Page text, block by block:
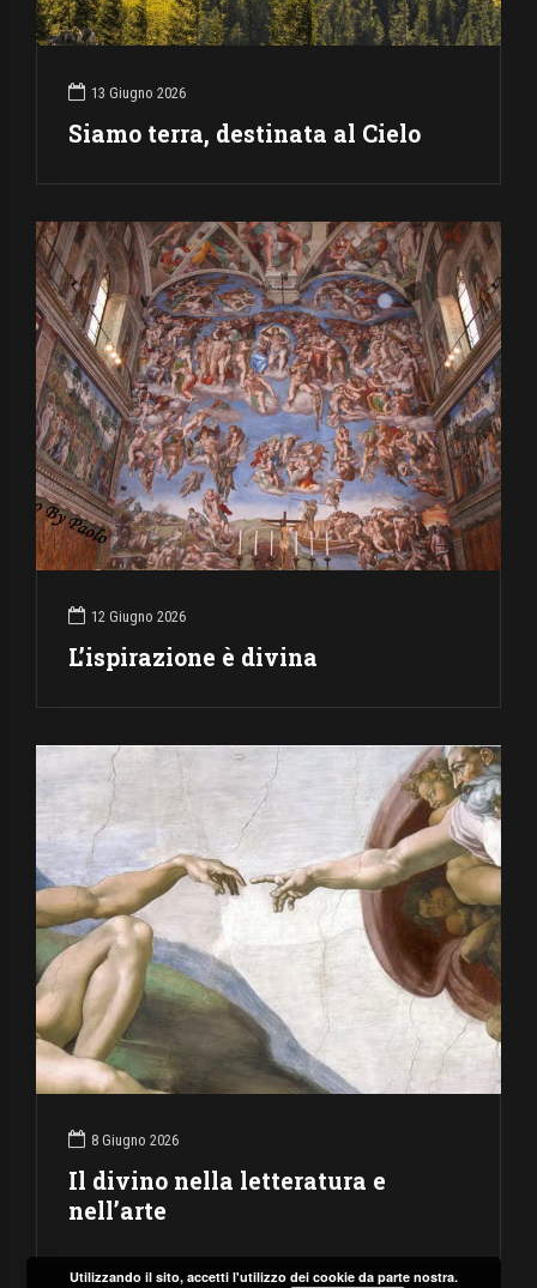
13 Giugno 2026
Siamo terra, destinata al Cielo
12 Giugno 2026
L’ispirazione è divina
8 Giugno 2026
Il divino nella letteratura e
nell’arte
Utilizzando il sito, accetti l'utilizzo dei cookie da parte nostra.